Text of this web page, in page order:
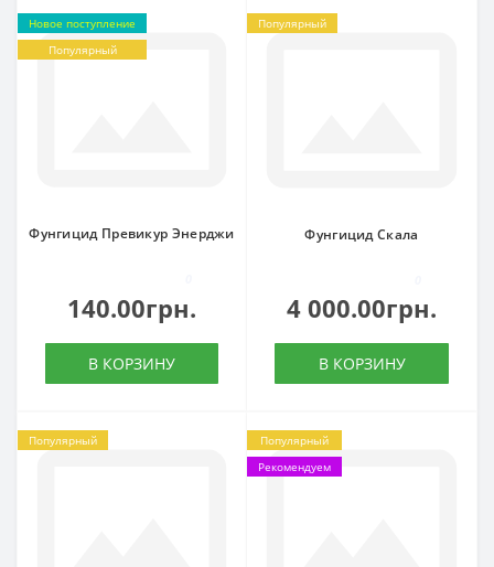
Новое поступление
Популярный
Фунгицид Превикур Энерджи
140.00грн.
В КОРЗИНУ
Популярный
Фунгицид Скала
4 000.00грн.
В КОРЗИНУ
Популярный
Популярный
Рекомендуем